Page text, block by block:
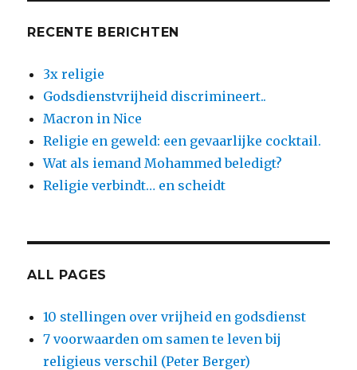
RECENTE BERICHTEN
3x religie
Godsdienstvrijheid discrimineert..
Macron in Nice
Religie en geweld: een gevaarlijke cocktail.
Wat als iemand Mohammed beledigt?
Religie verbindt… en scheidt
ALL PAGES
10 stellingen over vrijheid en godsdienst
7 voorwaarden om samen te leven bij
religieus verschil (Peter Berger)